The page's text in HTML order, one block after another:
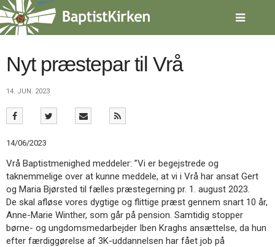
Spring
menu
over
gå
tilbage
forsiden
2.0:
Nyheder
3.0:
Kalender
4.0:
Inspiration
5.0:
Værktøjskassen
6.0:
Mission
7.0:
Om
BaptistKirken
8.0:
Kontakt
Nyt præstepar til Vrå
14. JUN. 2023
14/06/2023
Vrå Baptistmenighed meddeler: ”Vi er begejstrede og
taknemmelige over at kunne meddele, at vi i Vrå har ansat Gert
og Maria Bjørsted til fælles præstegerning pr. 1. august 2023.
De skal afløse vores dygtige og flittige præst gennem snart 10 år,
Anne-Marie Winther, som går på pension. Samtidig stopper
børne- og ungdomsmedarbejder Iben Kraghs ansættelse, da hun
efter færdiggørelse af 3K-uddannelsen har fået job på